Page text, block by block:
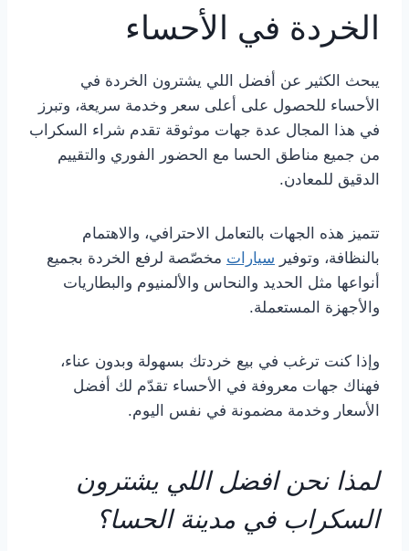
الخردة في الأحساء
يبحث الكثير عن أفضل اللي يشترون الخردة في
الأحساء للحصول على أعلى سعر وخدمة سريعة، وتبرز
في هذا المجال عدة جهات موثوقة تقدم شراء السكراب
من جميع مناطق الحسا مع الحضور الفوري والتقييم
الدقيق للمعادن.
تتميز هذه الجهات بالتعامل الاحترافي، والاهتمام
بالنظافة، وتوفير سيارات مخصّصة لرفع الخردة بجميع
أنواعها مثل الحديد والنحاس والألمنيوم والبطاريات
والأجهزة المستعملة.
وإذا كنت ترغب في بيع خردتك بسهولة وبدون عناء،
فهناك جهات معروفة في الأحساء تقدّم لك أفضل
الأسعار وخدمة مضمونة في نفس اليوم.
لمذا نحن افضل اللي يشترون
السكراب في مدينة الحسا؟